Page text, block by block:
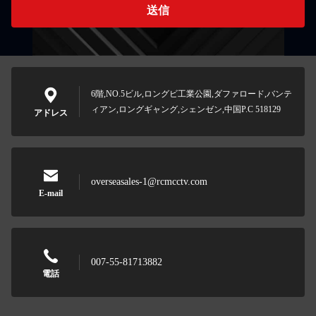
送信
アドレス
6階,NO.5ビル,ロングビ工業公園,ダファロード,バンテ
ィアン,ロングギャング,シェンゼン,中国P.C 518129
E-mail
overseasales-1@rcmcctv.com
電話
007-55-81713882